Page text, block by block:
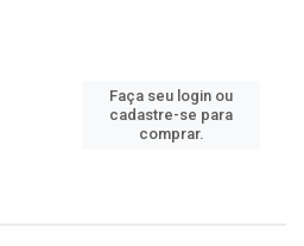
Faça seu login ou
cadastre-se para
comprar.